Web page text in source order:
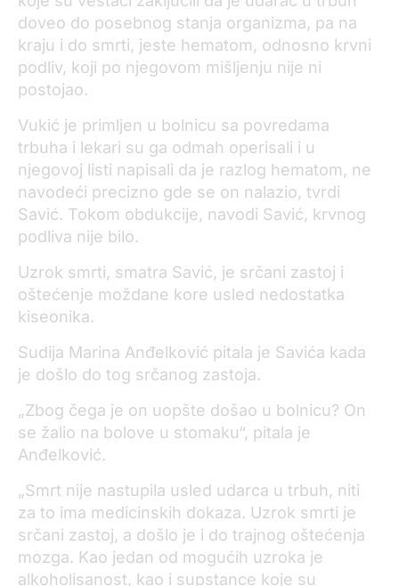
doveo do posebnog stanja organizma, pa na
kraju i do smrti, jeste hematom, odnosno krvni
podliv, koji po njegovom mišljenju nije ni
postojao.
Vukić je primljen u bolnicu sa povredama
trbuha i lekari su ga odmah operisali i u
njegovoj listi napisali da je razlog hematom, ne
navodeći precizno gde se on nalazio, tvrdi
Savić. Tokom obdukcije, navodi Savić, krvnog
podliva nije bilo.
Uzrok smrti, smatra Savić, je srčani zastoj i
oštećenje moždane kore usled nedostatka
kiseonika.
Sudija Marina Anđelković pitala je Savića kada
je došlo do tog srčanog zastoja.
„Zbog čega je on uopšte došao u bolnicu? On
se žalio na bolove u stomaku“, pitala je
Anđelković.
„Smrt nije nastupila usled udarca u trbuh, niti
za to ima medicinskih dokaza. Uzrok smrti je
srčani zastoj, a došlo je i do trajnog oštećenja
mozga. Kao jedan od mogućih uzroka je
alkoholisanost, kao i supstance koje su